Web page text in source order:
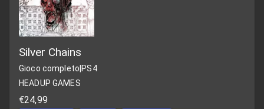
Silver Chains
Gioco completo PS4
HEADUP GAMES
€24,99